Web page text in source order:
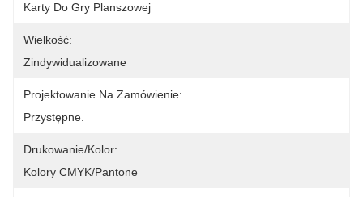
Karty Do Gry Planszowej
Wielkość:
Zindywidualizowane
Projektowanie Na Zamówienie:
Przystępne.
Drukowanie/kolor:
Kolory CMYK/Pantone